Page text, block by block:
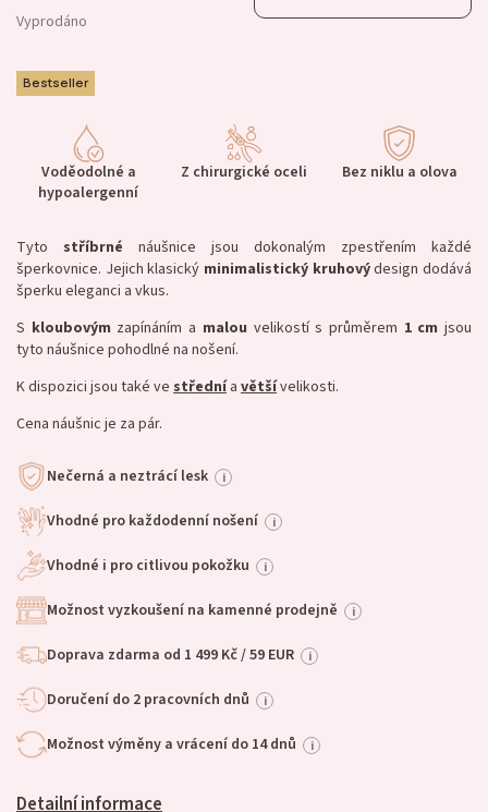
Vyprodáno
Bestseller
Voděodolné a
hypoalergenní
Z chirurgické oceli Bez niklu a olova
Tyto stříbrné náušnice jsou dokonalým zpestřením každé
šperkovnice. Jejich klasický minimalistický kruhovýdesign dodává
šperku eleganci a vkus.
S kloubovým zapínáním a malou velikostí s průměrem 1 cm jsou
tyto náušnice pohodlné na nošení.
K dispozici jsou také ve střednía většívelikosti.
Cena náušnic je za pár.
Nečerná a neztrácí lesk i
Vhodné pro každodenní nošení i
Vhodné i pro citlivou pokožku i
Možnost vyzkoušení na kamenné prodejně i
Doprava zdarma od 1 499 Kč / 59 EUR i
Doručení do 2 pracovních dnů i
Možnost výměny a vrácení do 14 dnů i
Detailní informace